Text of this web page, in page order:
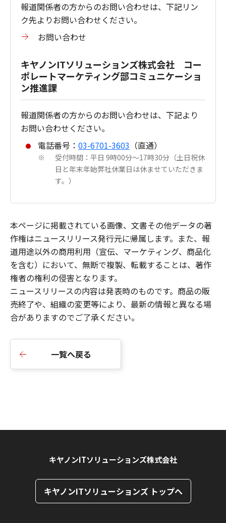
報道関係者の方からのお問い合わせは、下記リン
ク先よりお問い合わせください。
お問い合わせ
キヤノンITソリューションズ株式会社 コー
ポレートマーケティング部コミュニケーショ
ン推進課
報道関係者の方からのお問い合わせは、下記より
お問い合わせください。
電話番号： 03-6701-3603 （直通）
※
受付時間：平日 9時00分～17時30分（土日祝休
日と年末年始弊社休業日は休ませていただきま
す。）
本ページに掲載されている画像、文書その他データの著
作権はニュースリリース発行元に帰属します。また、報
道用途以外の商用利用（宣伝、マーケティング、商品化
を含む）において、無断で複製、転載することは、著作
権者の権利の侵害となります。
ニュースリリースの内容は発表時のものです。商品の販
売終了や、組織の変更等により、最新の情報と異なる場
合がありますのでご了承ください。
一覧へ戻る
キヤノンITソリューションズ株式会社
キヤノンITソリューションズ トップへ